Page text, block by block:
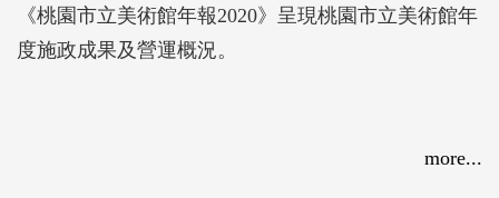
《桃園市立美術館年報2020》呈現桃園市立美術館年
度施政成果及營運概況。
more...